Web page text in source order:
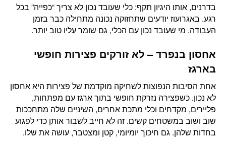
בדרנים, אותו היגיון תקף: כלי שעובד נכון לא צריך “כפייה” בכל
רגע. באגרועוז יודעים שתחזוקה נכונה מתחילה כבר בזמן
העבודה. מי שעובד נכון עם הכלי, גם שומר עליו טוב יותר.
אחסון בנפרד – לא זורקים פצירות חופשי
בארגז
אחת הסיבות הנפוצות לשחיקה מוקדמת של פצירות היא אחסון
לא נכון. כשפצירה נזרקת חופשי בתוך ארגז עם מפתחות,
פליירים, מקדחים וכלי מתכת אחרים, השיניים שלה מתחככות
שוב ושוב במשטחים קשים. זה לא חייב לשבור אותן כדי לפגוע
בחדות שלהן. גם חיכוך יומיומי, קטן ומצטבר, עושה את שלו.